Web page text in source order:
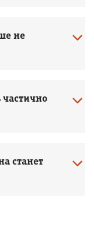
не
станет